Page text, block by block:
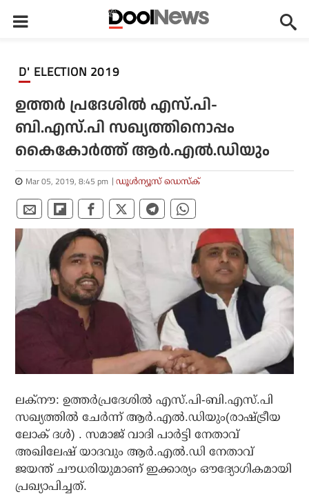
D' ELECTION 2019
ഉത്തര്‍ പ്രദേശില്‍ എസ്.പി-
ബി.എസ്.പി സഖ്യത്തിനൊപ്പം
കൈകോര്‍ത്ത് ആര്‍.എല്‍.ഡിയും
Mar 05, 2019, 8:45 pm ഡൂള്‍ന്യൂസ് ഡെസ്‌ക്
ലക്‌നൗ: ഉത്തര്‍പ്രദേശില്‍ എസ്.പി-ബി.എസ്.പി
സഖ്യത്തില്‍ ചേര്‍ന്ന് ആര്‍.എല്‍.ഡിയും(രാഷ്ട്രീയ
ലോക് ദള്‍) . സമാജ് വാദി പാര്‍ട്ടി നേതാവ്
അഖിലേഷ് യാദവും ആര്‍.എല്‍.ഡി നേതാവ്
ജയന്ത് ചൗധരിയുമാണ് ഇക്കാര്യം ഔദ്യോഗികമായി
പ്രഖ്യാപിച്ചത്.